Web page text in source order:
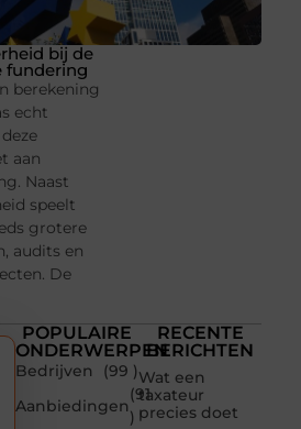
bij de
fundering
berekening
echt
aan
Naast
speelt
grotere
audits en
De
POPULAIRE
ONDERWERPEN
Bedrijven
(99 )
Aanbiedingen
(91
)
RECENTE
BERICHTEN
Wat een
taxateur
precies doet